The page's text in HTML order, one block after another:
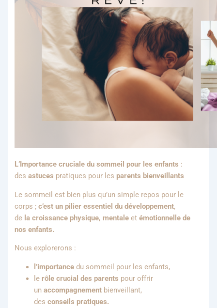
L’Importance cruciale du sommeil pour les enfants :
des astuces pratiques pour les parents bienveillants
Le sommeil est bien plus qu’un simple repos pour le
corps ;c’est un pilier essentiel du développement,
de la croissance physique, mentale etémotionnelle de
nos enfants.
Nous explorerons :
l’importance du sommeil pour les enfants,
le rôle crucial des parents pour offrir
unaccompagnement bienveillant,
desconseils pratiques.